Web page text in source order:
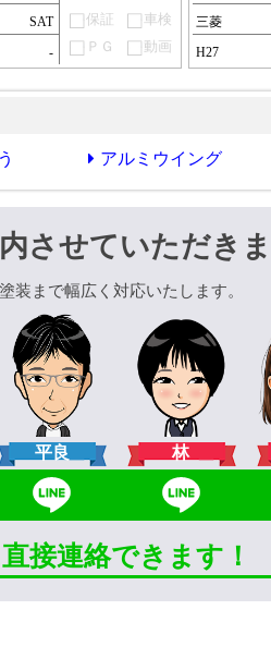
SAT
-
保証
車検
ＰＧ
動画
三菱
H27
アルミウイング
させていただきま
装まで幅広く対応いたします。
平良 林
接連絡できます！